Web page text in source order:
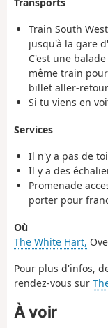
Train South
jusqu'à la gare
C'est une
même train
billet aller-
Si tu viens en
Services
Il n'y a pas de
Il y a des
Promenade
porter pour
Où
The White Hart,
Pour plus d'infos,
rendez-vous sur
À voir